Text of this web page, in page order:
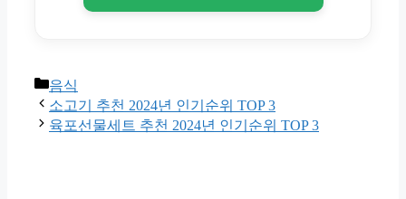
Categories
음식
소고기 추천 2024년 인기순위 TOP 3
육포선물세트 추천 2024년 인기순위 TOP 3